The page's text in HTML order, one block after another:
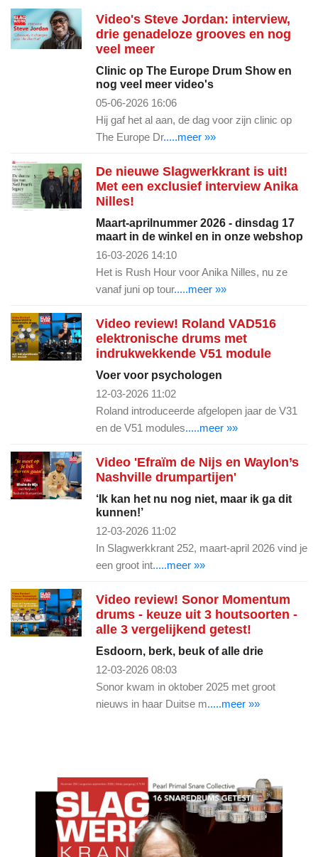
Video's Steve Jordan: interview,
drie genadeloze grooves en nog
veel meer
Clinic op The Europe Drum Show en
nog veel meer video's
05-06-2026 16:06
Hij gaf het al aan, de dag voor zijn clinic op
The Europe Dr.....meer »»
De nieuwe Slagwerkkrant is uit!
Met een exclusief interview Anika
Nilles!
Maart-aprilnummer 2026 - dinsdag 17
maart in de winkel en in onze webshop
16-03-2026 14:10
Het is Rush Hour voor Anika Nilles, nu ze
vanaf juni op tour.....meer »»
Video review! Roland VAD516
elektronische drums met
indrukwekkende V51 module
Voer voor psychologen
12-03-2026 11:02
Roland introduceerde afgelopen jaar de V31
en de V51 modules.....meer »»
Video 'Efraïm de Nijs en Waylon’s
Nashville drumpartijen'
‘Ik kan het nu nog niet, maar ik ga dit
kunnen!’
12-03-2026 11:02
In Slagwerkkrant 252, maart-april 2026 vind je
een groot int.....meer »»
Video review! Sonor Momentum
drums - keuze uit 3 houtsoorten -
alle 3 vergelijkend getest!
Esdoorn, berk, beuk of alle drie
12-03-2026 08:03
Sonor kwam in oktober 2025 met groot
nieuws in haar Duitse m.....meer »»